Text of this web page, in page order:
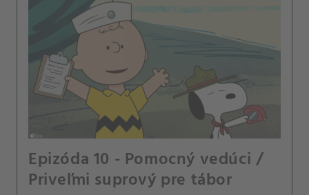
Epizóda 10 - Pomocný vedúci /
Priveľmi suprový pre tábor